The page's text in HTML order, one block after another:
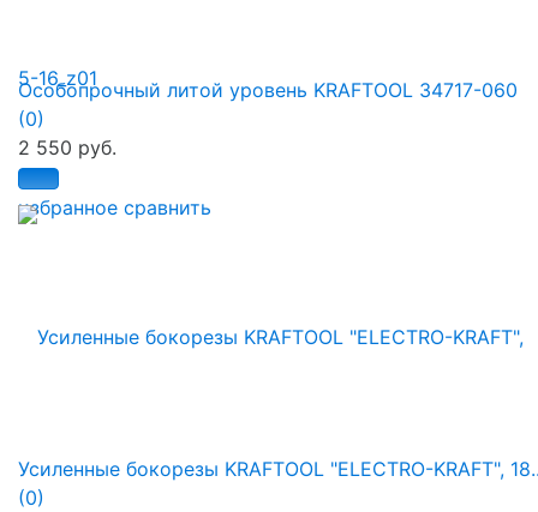
избранное сравнить
Особопрочный литой уровень KRAFTOOL 34717-060
(0)
2 550 руб.
Усиленные бокорезы KRAFTOOL "ELECTRO-KRAFT",
(0)